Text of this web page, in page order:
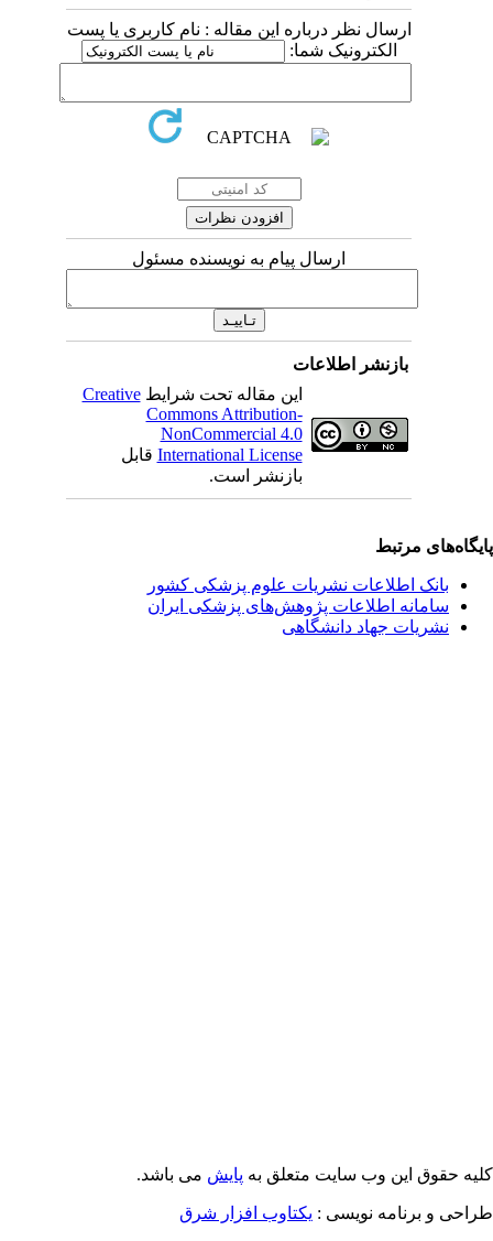
ارسال نظر درباره این مقاله : نام کاربری یا پست
الکترونیک شما:
ارسال پیام به نویسنده مسئول
بازنشر اطلاعات
این مقاله تحت شرایطCreative
Commons Attribution-
NonCommercial 4.0
International Licenseقابل
بازنشر است.
مرتبط
بانک اطلاعات نشریات علوم پزشکی کشور
سامانه اطلاعات پژوهش‌های پزشکی ایران
نشریات جهاد دانشگاهی
حقوق این وب سایت متعلق بهپایشمی باشد.
و برنامه نویسی : یکتاوب افزار شرق